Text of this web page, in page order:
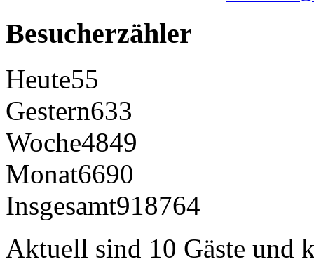
Besucherzähler
Heute55
Gestern633
Woche4849
Monat6690
Insgesamt918764
Aktuell sind 10 Gäste und